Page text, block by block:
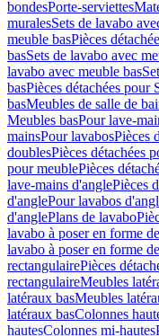
bondesPorte-serviettes
muralesSets de lavabo
meuble basPièces
basSets de lavabo avec
lavabo avec meuble bas
basPièces détachées pour
basMeubles de salle de
Meubles basPour lave-
mainsPour lavabosPièces
doublesPièces détachées
pour meublePièces
lave-mains d'anglePièces
d'anglePour lavabos
d'anglePlans de lavabo
lavabo à poser en forme
lavabo à poser en forme
rectangulairePièces
rectangulaireMeubles
latéraux basMeubles
latéraux basColonnes
hautesColonnes mi-hautes